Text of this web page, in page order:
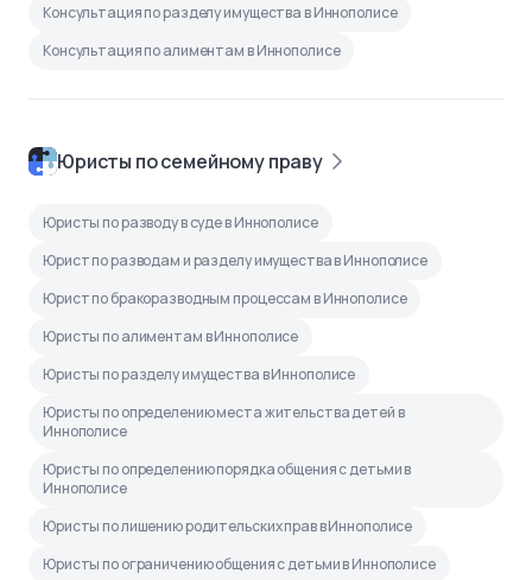
Консультация по разделу имущества в Иннополисе
Консультация по алиментам в Иннополисе
Юристы по семейному праву
Юристы по разводу в суде в Иннополисе
Юрист по разводам и разделу имущества в Иннополисе
Юрист по бракоразводным процессам в Иннополисе
Юристы по алиментам в Иннополисе
Юристы по разделу имущества в Иннополисе
Юристы по определению места жительства детей в
Иннополисе
Юристы по определению порядка общения с детьми в
Иннополисе
Юристы по лишению родительских прав в Иннополисе
Юристы по ограничению общения с детьми в Иннополисе